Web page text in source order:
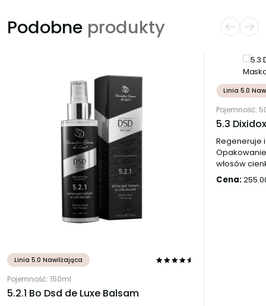
Podobne produkty
Linia 5.0 Nawilżająca
Pojemność: 150ml
5.2.1 Bo Dsd de Luxe Balsam
Linia 5.0
Pojemność:
5.3
Regeneruje
włosów
Cena: